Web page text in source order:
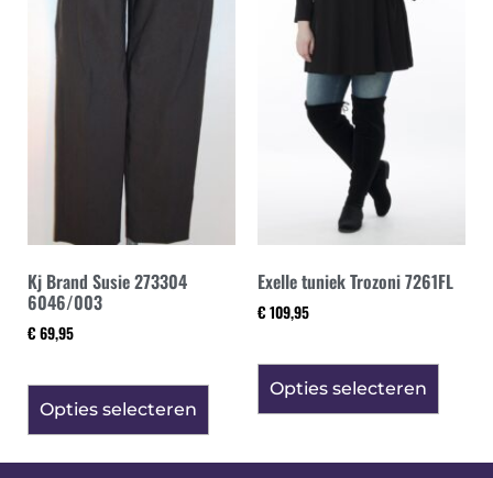
Kj Brand Susie 273304
6046/003
€ 69,95
Opties selecteren
Exelle tuniek Trozoni 7261FL
€ 109,95
Opties selecteren